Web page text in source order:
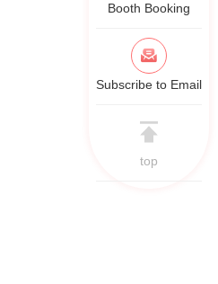
Booth Booking
Subscribe to Email
top